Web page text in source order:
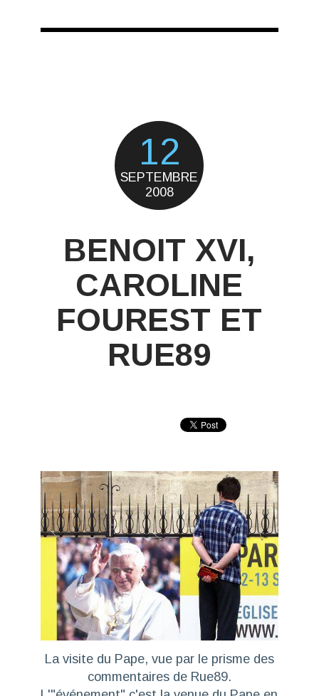
12
SEPTEMBRE
2008
BENOIT XVI,
CAROLINE
FOUREST ET
RUE89
La visite du Pape, vue par le prisme des
commentaires de Rue89.